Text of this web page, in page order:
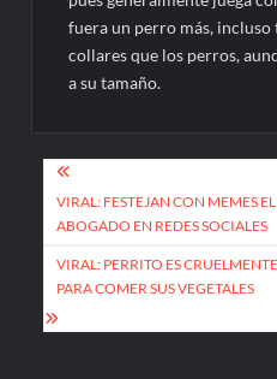
fuera un perro más,
collares que los perros,
a su tamaño.
Navegación
de
entradas
VIRAL: FESTEJAN CON MEMES
ABOGADO EN REDES SOCIALES
VIRAL: PERRITO ES
PARA COMER SUS VEGETALES